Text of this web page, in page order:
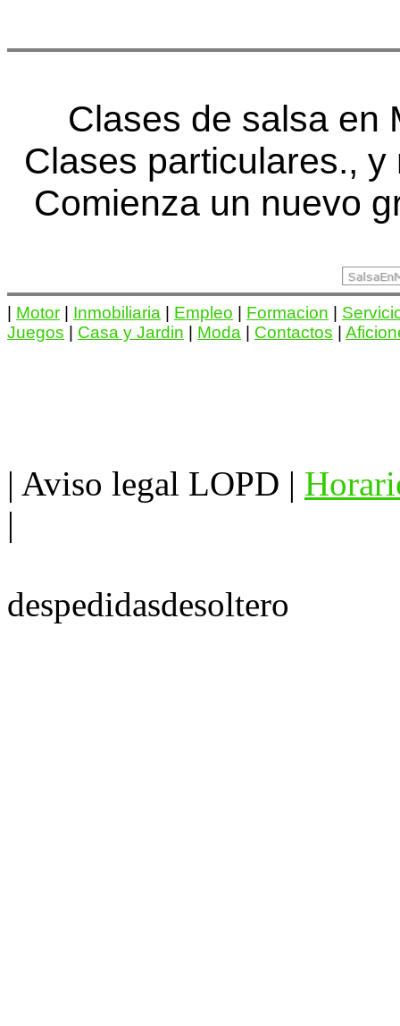
Clases de salsa en
Clases particulares.,
Comienza un nuevo
Motor Inmobiliaria Empleo Formacion
Juegos
Casa y Jardin Moda Contactos
| Aviso legal LOPD |
|
despedidasdesoltero